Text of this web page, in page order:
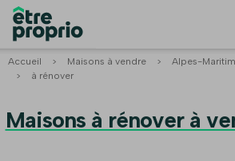
Accueil > Maisons à vendre > Alpes-
>
à rénover
Maisons à rénover à